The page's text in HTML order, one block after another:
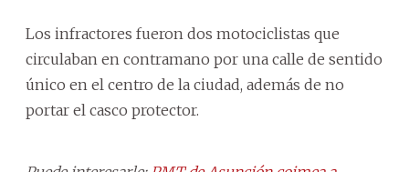
Los infractores fueron dos motociclistas que
circulaban en contramano por una calle de sentido
único en el centro de la ciudad, además de no
portar el casco protector.